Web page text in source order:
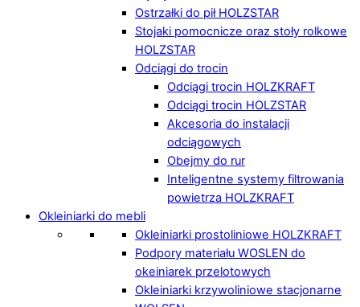
Ostrzałki do pił HOLZSTAR
Stojaki pomocnicze oraz stoły rolkowe
HOLZSTAR
Odciągi do trocin
Odciągi trocin HOLZKRAFT
Odciągi trocin HOLZSTAR
Akcesoria do instalacji
odciągowych
Obejmy do rur
Inteligentne systemy filtrowania
powietrza HOLZKRAFT
Okleiniarki do mebli
Okleiniarki prostoliniowe HOLZKRAFT
Podpory materiału WOSLEN do
okeiniarek przelotowych
Okleiniarki krzywoliniowe stacjonarne